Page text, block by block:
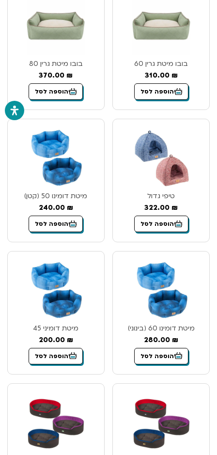
בובו מיטת גרין 60
310.00 ₪
הוספה לסל
בובו מיטת גרין 80
370.00 ₪
הוספה לסל
טיפי גדול
322.00 ₪
הוספה לסל
מיטת דומינו 50 (קטן)
240.00 ₪
הוספה לסל
מיטת דומינו 60 (בינוני)
280.00 ₪
הוספה לסל
מיטת דומיני 45
200.00 ₪
הוספה לסל